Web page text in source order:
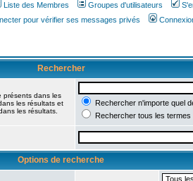
Liste des Membres Groupes d'utilisateurs
pour vérifier ses messages privés
Rechercher
présents dans les
les résultats et
les résultats.
Rechercher n'importe quel
Rechercher tous les termes
Options de recherche